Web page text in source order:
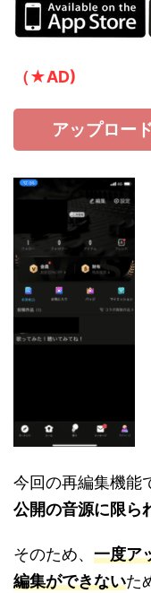
（★AD)
アップロー
今回の再編集機能
公開の音源に限ら
そのため、 一度ア
編集ができないた